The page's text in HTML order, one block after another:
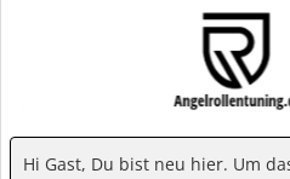
Hi Gast, Du bist neu hier. Um